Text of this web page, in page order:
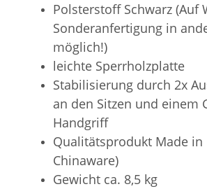
Polsterstoff Schwarz (Auf
Sonderanfertigung in
möglich!)
leichte Sperrholzplatte
Stabilisierung durch 2x
an den Sitzen und einem
Handgriff
Qualitätsprodukt Made in
Chinaware)
Gewicht ca. 8,5 kg